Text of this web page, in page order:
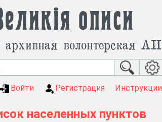
описи
волонтерская
Войти Регистрация Инструкции
населенных пунктов